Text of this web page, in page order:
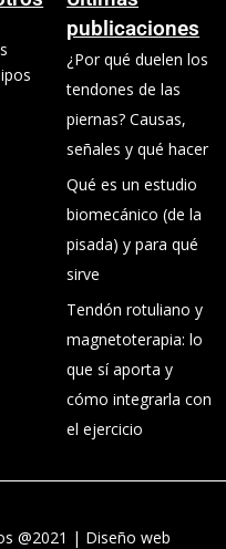
publicaciones
¿Por qué duelen los
tendones de las
piernas? Causas,
señales y qué hacer
Qué es un estudio
biomecánico (de la
pisada) y para qué
sirve
Tendón rotuliano y
magnetoterapia: lo
que sí aporta y
cómo integrarla con
el ejercicio
@2021 | Diseño web